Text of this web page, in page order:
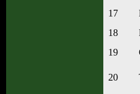
17
18
19
20